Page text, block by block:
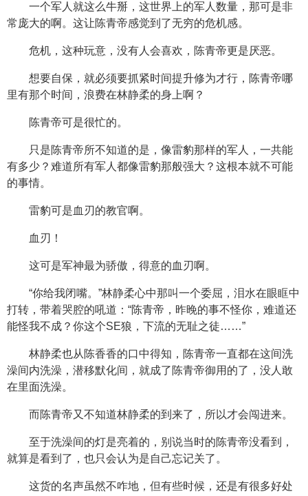
一个军人就这么牛掰，这世界上的军人数量，那可是非
常庞大的啊。这让陈青帝感觉到了无穷的危机感。
危机，这种玩意，没有人会喜欢，陈青帝更是厌恶。
想要自保，就必须要抓紧时间提升修为才行，陈青帝哪
里有那个时间，浪费在林静柔的身上啊？
陈青帝可是很忙的。
只是陈青帝所不知道的是，像雷豹那样的军人，一共能
有多少？难道所有军人都像雷豹那般强大？这根本就不可能
的事情。
雷豹可是血刃的教官啊。
血刃！
这可是军神最为骄傲，得意的血刃啊。
“你给我闭嘴。”林静柔心中那叫一个委屈，泪水在眼眶中
打转，带着哭腔的吼道：“陈青帝，昨晚的事不怪你，难道还
能怪我不成？你这个SE狼，下流的无耻之徒……”
林静柔也从陈香香的口中得知，陈青帝一直都在这间洗
澡间内洗澡，潜移默化间，就成了陈青帝御用的了，没人敢
在里面洗澡。
而陈青帝又不知道林静柔的到来了，所以才会闯进来。
至于洗澡间的灯是亮着的，别说当时的陈青帝没看到，
就算是看到了，也只会认为是自己忘记关了。
这货的名声虽然不咋地，但有些时候，还是有很多好处